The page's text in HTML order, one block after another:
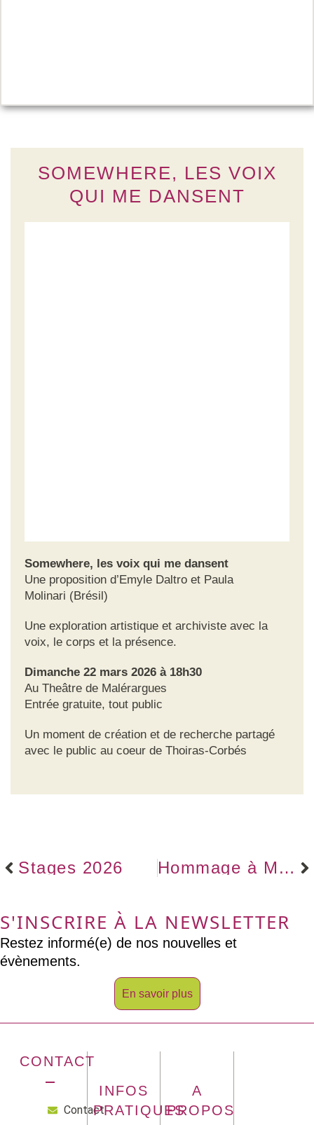
SOMEWHERE, LES VOIX
QUI ME DANSENT
Somewhere, les voix qui me dansent
Une proposition d’Emyle Daltro et Paula
Molinari (Brésil)
Une exploration artistique et archiviste avec la
voix, le corps et la présence.
Dimanche 22 mars 2026 à 18h30
Au Theâtre de Malérargues
Entrée gratuite, tout public
Un moment de création et de recherche partagé
avec le public au coeur de Thoiras-Corbés
Précédent
Stages 2026 Hommage à Monty “Davide” Crawford
S'INSCRIRE À LA NEWSLETTER
Restez informé(e) de nos nouvelles et
évènements.
En savoir plus
CONTACT
Contact
INFOS
PRATIQUES
A
PROPOS